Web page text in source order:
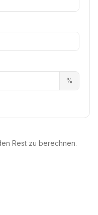
%
Rest zu berechnen.